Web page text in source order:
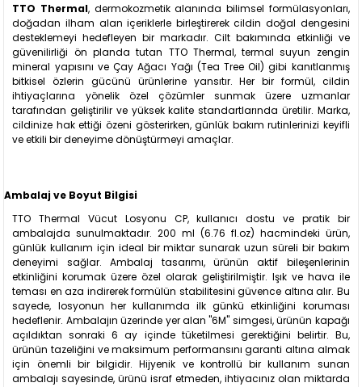
TTO Thermal, dermokozmetik alanında bilimsel formülasyonları,
doğadan ilham alan içeriklerle birleştirerek cildin doğal dengesini
desteklemeyi hedefleyen bir markadır. Cilt bakımında etkinliği ve
güvenilirliği ön planda tutan TTO Thermal, termal suyun zengin
mineral yapısını ve Çay Ağacı Yağı (Tea Tree Oil) gibi kanıtlanmış
bitkisel özlerin gücünü ürünlerine yansıtır. Her bir formül, cildin
ihtiyaçlarına yönelik özel çözümler sunmak üzere uzmanlar
tarafından geliştirilir ve yüksek kalite standartlarında üretilir. Marka,
cildinize hak ettiği özeni gösterirken, günlük bakım rutinlerinizi keyifli
ve etkili bir deneyime dönüştürmeyi amaçlar.
Ambalaj ve Boyut Bilgisi
TTO Thermal Vücut Losyonu CP, kullanıcı dostu ve pratik bir
ambalajda sunulmaktadır. 200 ml (6.76 fl.oz) hacmindeki ürün,
günlük kullanım için ideal bir miktar sunarak uzun süreli bir bakım
deneyimi sağlar. Ambalaj tasarımı, ürünün aktif bileşenlerinin
etkinliğini korumak üzere özel olarak geliştirilmiştir. Işık ve hava ile
teması en aza indirerek formülün stabilitesini güvence altına alır. Bu
sayede, losyonun her kullanımda ilk günkü etkinliğini koruması
hedeflenir. Ambalajın üzerinde yer alan "6M" simgesi, ürünün kapağı
açıldıktan sonraki 6 ay içinde tüketilmesi gerektiğini belirtir. Bu,
ürünün tazeliğini ve maksimum performansını garanti altına almak
için önemli bir bilgidir. Hijyenik ve kontrollü bir kullanım sunan
ambalajı sayesinde, ürünü israf etmeden, ihtiyacınız olan miktarda